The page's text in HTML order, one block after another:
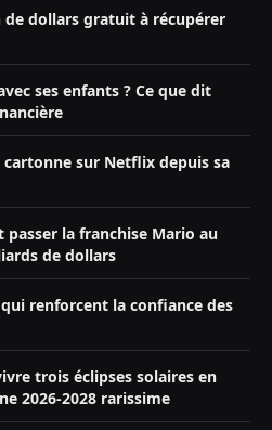
de dollars gratuit à récupérer
ses enfants ? Ce que dit
cartonne sur Netflix depuis sa
passer la franchise Mario au
de dollars
renforcent la confiance des
trois éclipses solaires en
2026-2028 rarissime